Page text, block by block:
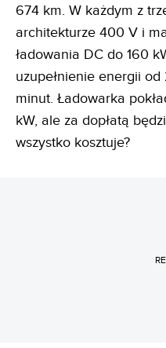
674 km. W każdym z
architekturze 400 V i
ładowania DC do 160
uzupełnienie energii
minut. Ładowarka
kW, ale za dopłatą
wszystko kosztuje?